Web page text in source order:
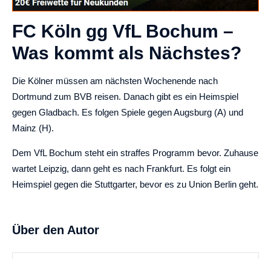
FC Köln gg VfL Bochum –
Was kommt als Nächstes?
Die Kölner müssen am nächsten Wochenende nach
Dortmund zum BVB reisen. Danach gibt es ein Heimspiel
gegen Gladbach. Es folgen Spiele gegen Augsburg (A) und
Mainz (H).
Dem VfL Bochum steht ein straffes Programm bevor. Zuhause
wartet Leipzig, dann geht es nach Frankfurt. Es folgt ein
Heimspiel gegen die Stuttgarter, bevor es zu Union Berlin geht.
Über den Autor